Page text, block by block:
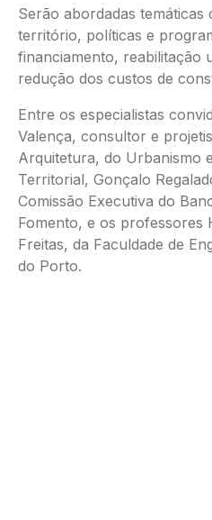
Serão abordadas
território, políticas e
financiamento, reabilitação
redução dos custos de
Entre os especialistas
Valença, consultor e
Arquitetura, do Urbanismo
Territorial, Gonçalo
Comissão Executiva do
Fomento, e os professores
Freitas, da Faculdade de
do Porto.